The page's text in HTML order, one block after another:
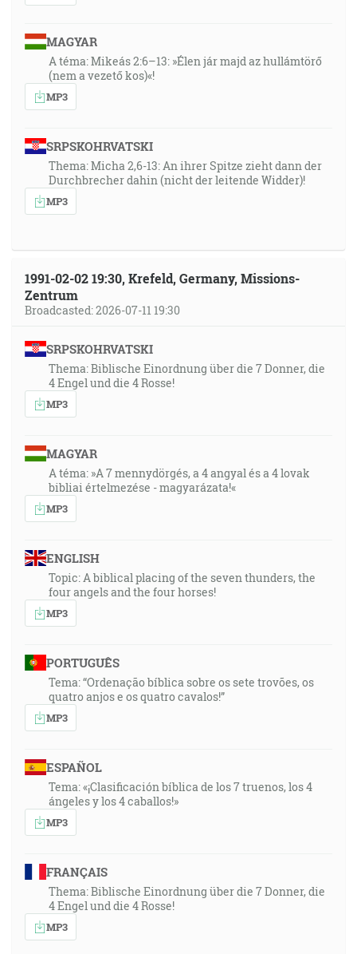
MAGYAR
A téma: Mikeás 2:6–13: »Élen jár majd az hullámtörő
(nem a vezető kos)«!
MP3
SRPSKOHRVATSKI
Thema: Micha 2,6-13: An ihrer Spitze zieht dann der
Durchbrecher dahin (nicht der leitende Widder)!
MP3
1991-02-02 19:30, Krefeld, Germany, Missions-
Zentrum
Broadcasted: 2026-07-11 19:30
SRPSKOHRVATSKI
Thema: Biblische Einordnung über die 7 Donner, die
4 Engel und die 4 Rosse!
MP3
MAGYAR
A téma: »A 7 mennydörgés, a 4 angyal és a 4 lovak
bibliai értelmezése - magyarázata!«
MP3
ENGLISH
Topic: A biblical placing of the seven thunders, the
four angels and the four horses!
MP3
PORTUGUÊS
Tema: “Ordenação bíblica sobre os sete trovões, os
quatro anjos e os quatro cavalos!”
MP3
ESPAÑOL
Tema: «¡Clasificación bíblica de los 7 truenos, los 4
ángeles y los 4 caballos!»
MP3
FRANÇAIS
Thema: Biblische Einordnung über die 7 Donner, die
4 Engel und die 4 Rosse!
MP3